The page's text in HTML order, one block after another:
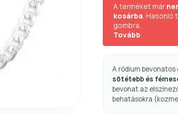
A terméket már
kosárba. Hasonló
gombra.
Tovább
A ródium
sötétebb és
bevonat az
behatásokra